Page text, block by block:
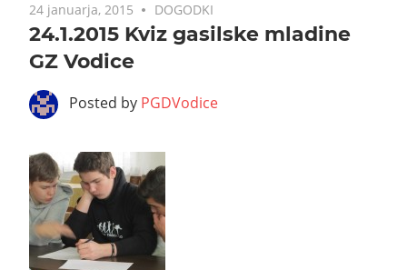
24 januarja, 2015 DOGODKI
24.1.2015 Kviz gasilske mladine
GZ Vodice
Posted by PGDVodice